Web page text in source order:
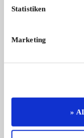
Statistiken
Marketing
»
217 x angesehen
0 x gemerkt